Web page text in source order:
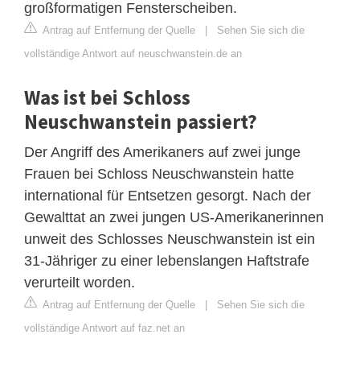
großformatigen Fensterscheiben.
Antrag auf Entfernung der Quelle | Sehen Sie sich die
vollständige Antwort auf neuschwanstein.de an
Was ist bei Schloss
Neuschwanstein passiert?
Der Angriff des Amerikaners auf zwei junge
Frauen bei Schloss Neuschwanstein hatte
international für Entsetzen gesorgt. Nach der
Gewalttat an zwei jungen US-Amerikanerinnen
unweit des Schlosses Neuschwanstein ist ein
31-Jähriger zu einer lebenslangen Haftstrafe
verurteilt worden.
Antrag auf Entfernung der Quelle | Sehen Sie sich die
vollständige Antwort auf faz.net an